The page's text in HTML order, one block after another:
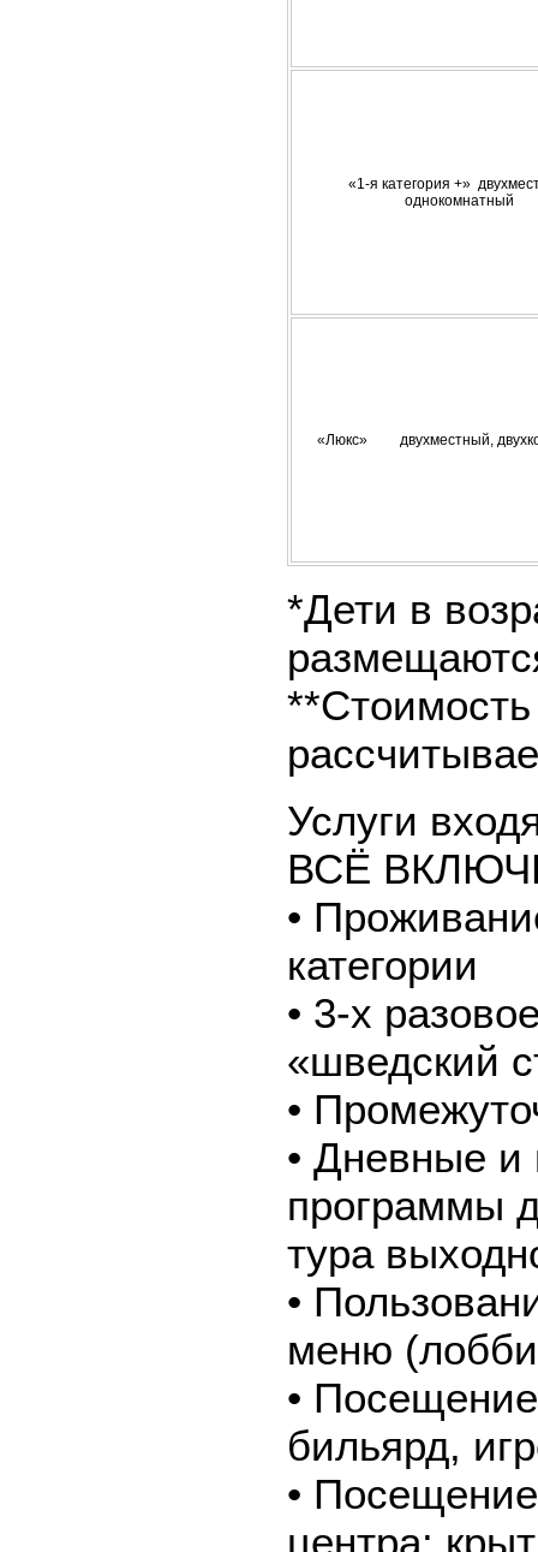
«1-я категория +»
однокомнатный
«Люкс» двухместный,
*Дети в
Услуги
ВСЁ
•
категории
• 3-х
«шведский
•
• Дневные и
программы
тура
•
меню
•
бильярд,
•
центра: